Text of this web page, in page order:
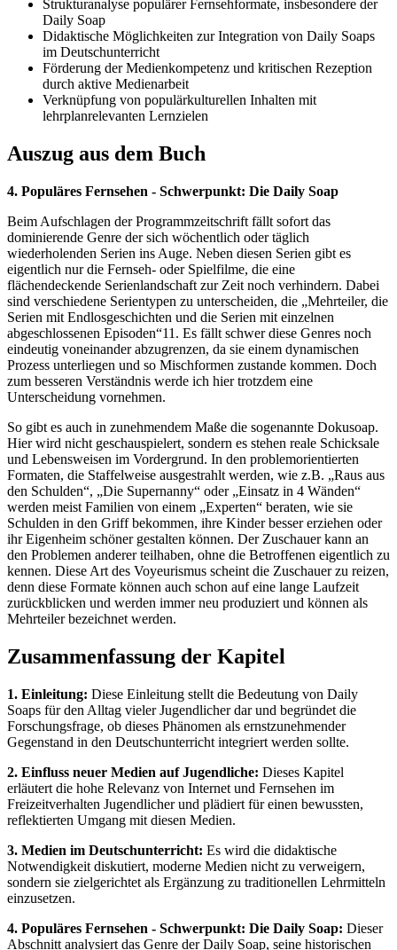
Strukturanalyse populärer Fernsehformate, insbesondere der
Daily Soap
Didaktische Möglichkeiten zur Integration von Daily Soaps
im Deutschunterricht
Förderung der Medienkompetenz und kritischen Rezeption
durch aktive Medienarbeit
Verknüpfung von populärkulturellen Inhalten mit
lehrplanrelevanten Lernzielen
Auszug aus dem Buch
4. Populäres Fernsehen - Schwerpunkt: Die Daily Soap
Beim Aufschlagen der Programmzeitschrift fällt sofort das
dominierende Genre der sich wöchentlich oder täglich
wiederholenden Serien ins Auge. Neben diesen Serien gibt es
eigentlich nur die Fernseh- oder Spielfilme, die eine
flächendeckende Serienlandschaft zur Zeit noch verhindern. Dabei
sind verschiedene Serientypen zu unterscheiden, die „Mehrteiler, die
Serien mit Endlosgeschichten und die Serien mit einzelnen
abgeschlossenen Episoden“11. Es fällt schwer diese Genres noch
eindeutig voneinander abzugrenzen, da sie einem dynamischen
Prozess unterliegen und so Mischformen zustande kommen. Doch
zum besseren Verständnis werde ich hier trotzdem eine
Unterscheidung vornehmen.
So gibt es auch in zunehmendem Maße die sogenannte Dokusoap.
Hier wird nicht geschauspielert, sondern es stehen reale Schicksale
und Lebensweisen im Vordergrund. In den problemorientierten
Formaten, die Staffelweise ausgestrahlt werden, wie z.B. „Raus aus
den Schulden“, „Die Supernanny“ oder „Einsatz in 4 Wänden“
werden meist Familien von einem „Experten“ beraten, wie sie
Schulden in den Griff bekommen, ihre Kinder besser erziehen oder
ihr Eigenheim schöner gestalten können. Der Zuschauer kann an
den Problemen anderer teilhaben, ohne die Betroffenen eigentlich zu
kennen. Diese Art des Voyeurismus scheint die Zuschauer zu reizen,
denn diese Formate können auch schon auf eine lange Laufzeit
zurückblicken und werden immer neu produziert und können als
Mehrteiler bezeichnet werden.
Zusammenfassung der Kapitel
1. Einleitung: Diese Einleitung stellt die Bedeutung von Daily
Soaps für den Alltag vieler Jugendlicher dar und begründet die
Forschungsfrage, ob dieses Phänomen als ernstzunehmender
Gegenstand in den Deutschunterricht integriert werden sollte.
2. Einfluss neuer Medien auf Jugendliche: Dieses Kapitel
erläutert die hohe Relevanz von Internet und Fernsehen im
Freizeitverhalten Jugendlicher und plädiert für einen bewussten,
reflektierten Umgang mit diesen Medien.
3. Medien im Deutschunterricht: Es wird die didaktische
Notwendigkeit diskutiert, moderne Medien nicht zu verweigern,
sondern sie zielgerichtet als Ergänzung zu traditionellen Lehrmitteln
einzusetzen.
4. Populäres Fernsehen - Schwerpunkt: Die Daily Soap: Dieser
Abschnitt analysiert das Genre der Daily Soap, seine historischen